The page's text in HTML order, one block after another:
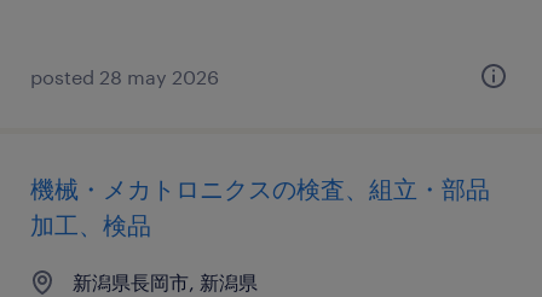
posted 28 may 2026
機械・メカトロニクスの検査、組立・部品
加工、検品
新潟県長岡市, 新潟県